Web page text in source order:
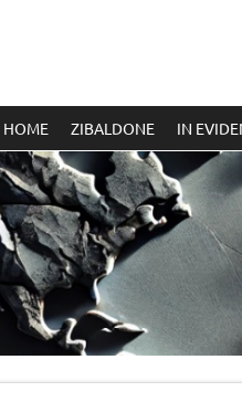
HOME ZIBALDONE IN